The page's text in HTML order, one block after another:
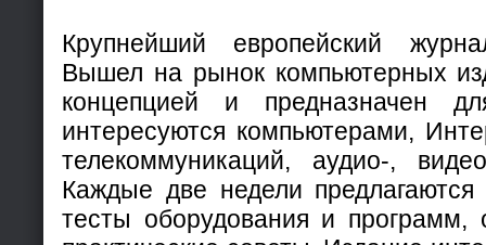
Крупнейший европейский
Вышел на рынок компьютерных
концепцией и предназначен
интересуются компьютерами,
телекоммуникаций, аудио-,
Каждые две недели предлагаются
тесты оборудования и